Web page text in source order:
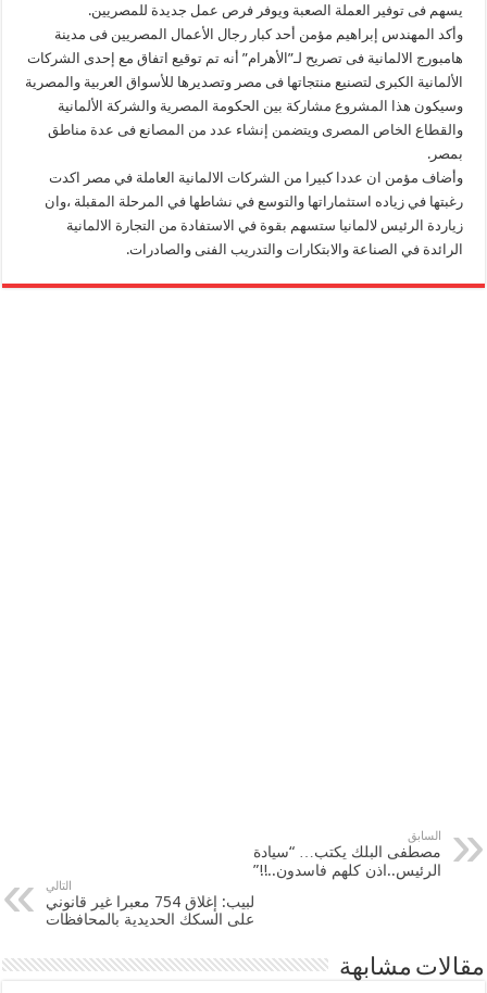
يسهم فى توفير العملة الصعبة ويوفر فرص عمل جديدة للمصريين.
وأكد المهندس إبراهيم مؤمن أحد كبار رجال الأعمال المصريين فى مدينة
هامبورج الالمانية فى تصريح لـ”الأهرام” أنه تم توقيع اتفاق مع إحدى الشركات
الألمانية الكبرى لتصنيع منتجاتها فى مصر وتصديرها للأسواق العربية والمصرية
وسيكون هذا المشروع مشاركة بين الحكومة المصرية والشركة الألمانية
والقطاع الخاص المصرى ويتضمن إنشاء عدد من المصانع فى عدة مناطق
بمصر.
وأضاف مؤمن ان عددا كبيرا من الشركات الالمانية العاملة في مصر اكدت
رغبتها في زياده استثماراتها والتوسع في نشاطها في المرحلة المقبلة ،وان
زياردة الرئيس لالمانيا ستسهم بقوة في الاستفادة من التجارة الالمانية
الرائدة في الصناعة والابتكارات والتدريب الفنى والصادرات.
السابق
مصطفى البلك يكتب… “سيادة
الرئيس..اذن كلهم فاسدون..!!”
التالي
لبيب: إغلاق 754 معبرا غير قانوني
على السكك الحديدية بالمحافظات
مقالات مشابهة